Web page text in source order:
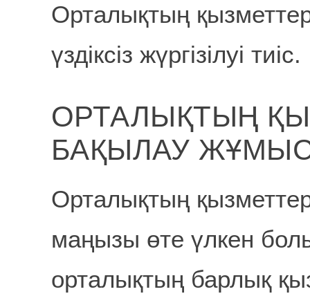
Орталықтың
үздіксіз жүргізілуі тиіс.
ОРТАЛЫҚТЫҢ
БАҚЫЛАУ
Орталықтың
маңызы өте үлкен
орталықтың барлық